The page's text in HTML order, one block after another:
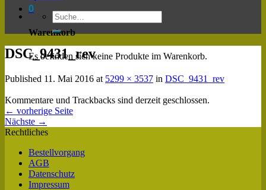
0
Warenkorb
Es befinden sich keine Produkte im Warenkorb.
DSC_9431_rev
Published 11. Mai 2016 at 5299 × 3537 in DSC_9431_rev
Kommentare und Trackbacks sind derzeit geschlossen.
← vorherige Seite
Nächste →
Rechtliches
Bestellvorgang
AGB
Datenschutz
Impressum